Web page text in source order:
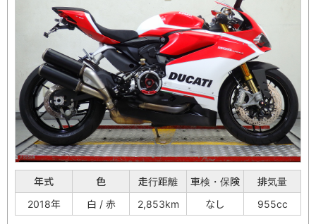
年式 色 走行距離 車検・保険
排気量
2018年
白 / 赤 2,853km なし 955cc